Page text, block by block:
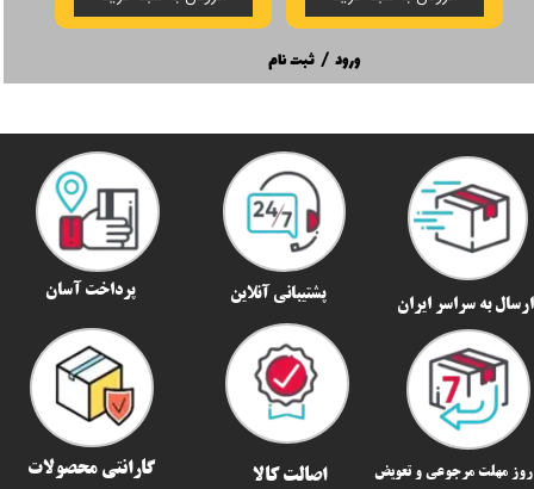
ورود / ثبت نام
ارسال به سراسر ایران​​​​​​​
پشتیبانی آنلاین پرداخت آسان
اصالت کالا گارانتی محصولات